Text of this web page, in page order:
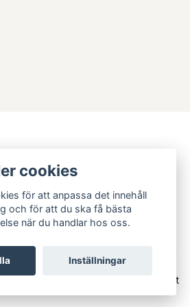
© 2026 Stickeriet
cookies
för att anpassa det innehåll
och för att du ska få bästa
när du handlar hos oss.
Inställningar